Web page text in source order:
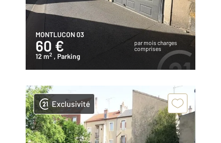
MONTLUCON 03
60 €
par mois charges
comprises
12 m2 , Parking
Exclusivité